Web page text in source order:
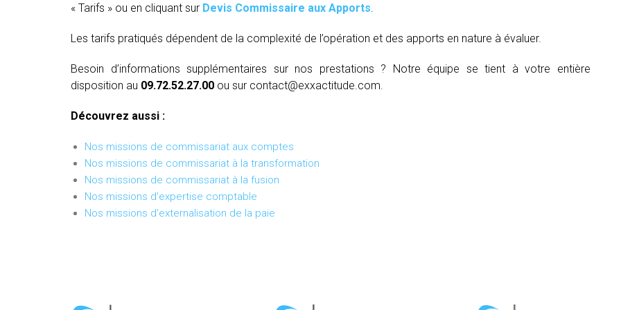
« Tarifs » ou en cliquant sur Devis Commissaire aux Apports.
Les tarifs pratiqués dépendent de la complexité de l’opération et des apports en nature à évaluer.
Besoin d’informations supplémentaires sur nos prestations ? Notre équipe se tient à votre entière
disposition au 09.72.52.27.00 ou sur contact@exxactitude.com.
Découvrez aussi :
Nos missions de commissariat aux comptes
Nos missions de commissariat à la transformation
Nos missions de commissariat à la fusion
Nos missions d'expertise comptable
Nos missions d'externalisation de la paie